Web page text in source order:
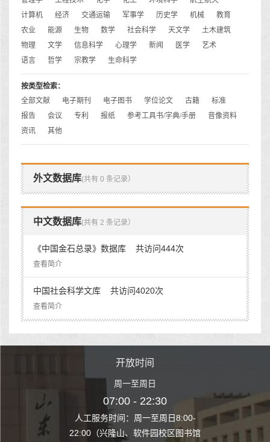
计算机
经济 交通运输 军事学 历史学 机械
教育
农业
能源 生物 数学 社会科学 天文学
土木建筑
物理
文学 信息科学 心理学 新闻 医学
艺术
语言
哲学 宗教学 生命科学
按类型检索：
全部文献
电子期刊 电子图书 学位论文 古籍
标准
报告
会议 专利 报纸 参考工具书/字典/手册
音像资料
资讯
其他
外文数据库(共有 0 条记录）
中文数据库(共有 2 条记录）
《中国金石总录》数据库 共访问444次
查看简介
中国社会科学文库 共访问4020次
查看简介
至周日8:00-
园校区图书馆
开放时间
周一至周日
07:00 - 22:30
人工服务时间：周一至周日8:00-
22:00（兴隆山、软件园校区图书馆
人工服务时间
22:00（兴隆山